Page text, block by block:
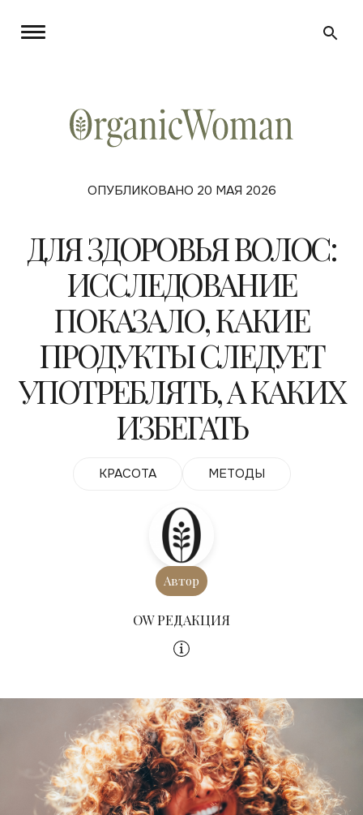
ОПУБЛИКОВАНО 20 МАЯ 2026
ДЛЯ ЗДОРОВЬЯ ВОЛОС:
ИССЛЕДОВАНИЕ
ПОКАЗАЛО, КАКИЕ
ПРОДУКТЫ СЛЕДУЕТ
УПОТРЕБЛЯТЬ, А КАКИХ
ИЗБЕГАТЬ
КРАСОТА МЕТОДЫ
Автор
OW РЕДАКЦИЯ